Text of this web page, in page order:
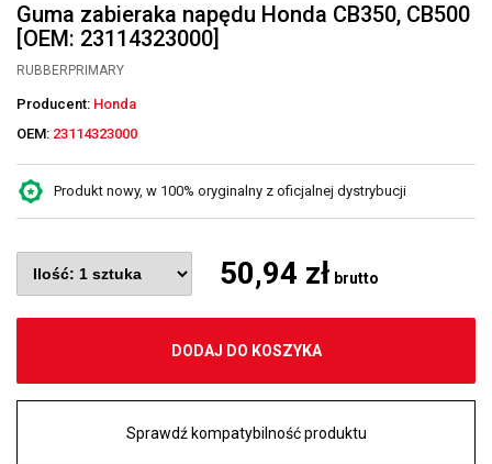
Guma zabieraka napędu Honda CB350, CB500
[OEM: 23114323000]
RUBBERPRIMARY
Producent: Honda
OEM: 23114323000
Produkt nowy, w 100% oryginalny z oficjalnej dystrybucji
50,94 zł brutto
DODAJ DO KOSZYKA
Sprawdź kompatybilność produktu